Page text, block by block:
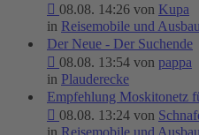
08.08. 14:26 von Kupa
in Reisemobile und
Der Neue - Der Suchende
08.08. 13:54 von pappa
in Plauderecke
Empfehlung Moskitonetz
08.08. 13:24 von